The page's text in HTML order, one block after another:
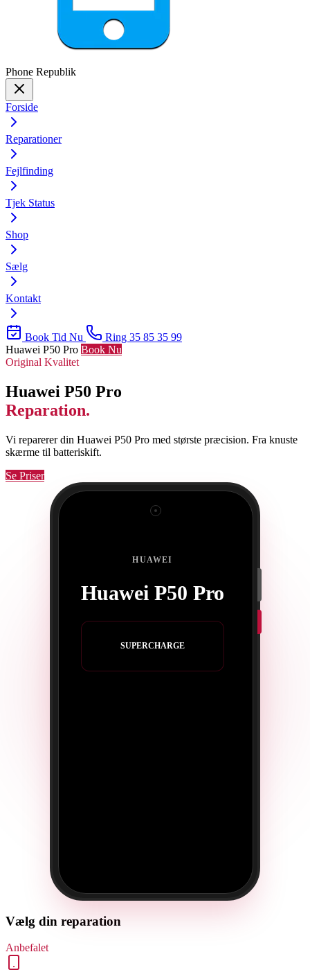
Phone Republik
Forside
Reparationer
Fejlfinding
Tjek Status
Shop
Sælg
Kontakt
Book Tid Nu
Ring 35 85 35 99
Huawei P50 Pro Book Nu
Original Kvalitet
Huawei P50 Pro
Reparation.
Vi reparerer din Huawei P50 Pro med største præcision. Fra knuste
skærme til batteriskift.
Se Priser
HUAWEI
Huawei P50 Pro
SUPERCHARGE
Vælg din reparation
Anbefalet